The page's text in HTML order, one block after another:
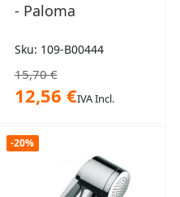
- Paloma
Sku: 109-B00444
15,70 €
12,56 €IVA Incl.
-20%